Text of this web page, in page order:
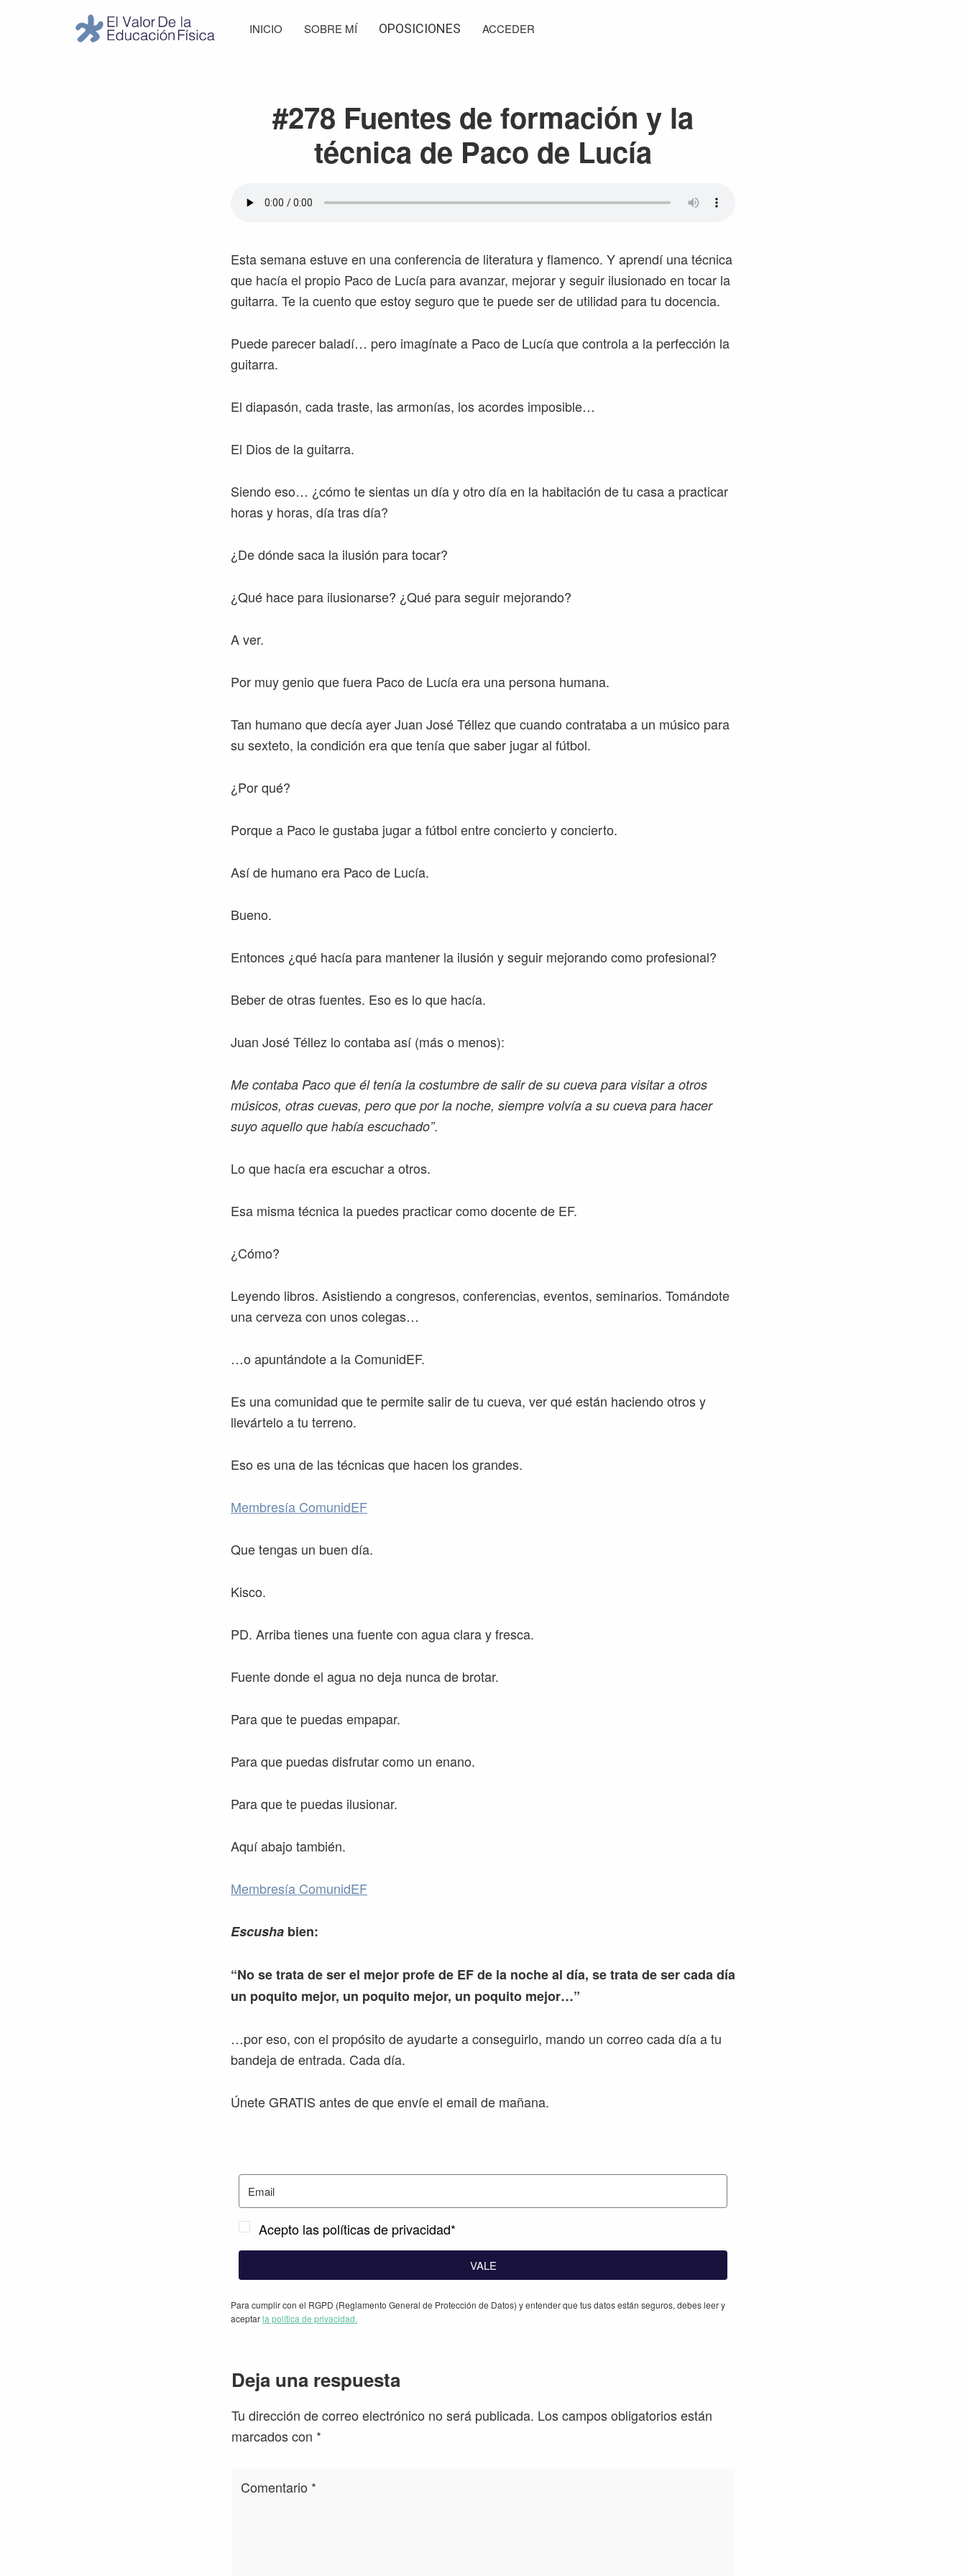
INICIO SOBRE MÍ OPOSICIONES ACCEDER
#278 Fuentes de formación y la
técnica de Paco de Lucía
Esta semana estuve en una conferencia de literatura y flamenco. Y aprendí una técnica
que hacía el propio Paco de Lucía para avanzar, mejorar y seguir ilusionado en tocar la
guitarra. Te la cuento que estoy seguro que te puede ser de utilidad para tu docencia.
Puede parecer baladí… pero imagínate a Paco de Lucía que controla a la perfección la
guitarra.
El diapasón, cada traste, las armonías, los acordes imposible…
El Dios de la guitarra.
Siendo eso… ¿cómo te sientas un día y otro día en la habitación de tu casa a practicar
horas y horas, día tras día?
¿De dónde saca la ilusión para tocar?
¿Qué hace para ilusionarse? ¿Qué para seguir mejorando?
A ver.
Por muy genio que fuera Paco de Lucía era una persona humana.
Tan humano que decía ayer Juan José Téllez que cuando contrataba a un músico para
su sexteto, la condición era que tenía que saber jugar al fútbol.
¿Por qué?
Porque a Paco le gustaba jugar a fútbol entre concierto y concierto.
Así de humano era Paco de Lucía.
Bueno.
Entonces ¿qué hacía para mantener la ilusión y seguir mejorando como profesional?
Beber de otras fuentes. Eso es lo que hacía.
Juan José Téllez lo contaba así (más o menos):
Me contaba Paco que él tenía la costumbre de salir de su cueva para visitar a otros
músicos, otras cuevas, pero que por la noche, siempre volvía a su cueva para hacer
suyo aquello que había escuchado”.
Lo que hacía era escuchar a otros.
Esa misma técnica la puedes practicar como docente de EF.
¿Cómo?
Leyendo libros. Asistiendo a congresos, conferencias, eventos, seminarios. Tomándote
una cerveza con unos colegas…
…o apuntándote a la ComunidEF.
Es una comunidad que te permite salir de tu cueva, ver qué están haciendo otros y
llevártelo a tu terreno.
Eso es una de las técnicas que hacen los grandes.
Membresía ComunidEF
Que tengas un buen día.
Kisco.
PD. Arriba tienes una fuente con agua clara y fresca.
Fuente donde el agua no deja nunca de brotar.
Para que te puedas empapar.
Para que puedas disfrutar como un enano.
Para que te puedas ilusionar.
Aquí abajo también.
Membresía ComunidEF
Escusha bien:
“No se trata de ser el mejor profe de EF de la noche al día, se trata de ser cada día
un poquito mejor, un poquito mejor, un poquito mejor…”
…por eso, con el propósito de ayudarte a conseguirlo, mando un correo cada día a tu
bandeja de entrada. Cada día.
Únete GRATIS antes de que envíe el email de mañana.
Acepto las políticas de privacidad*
VALE
Para cumplir con el RGPD (Reglamento General de Protección de Datos) y entender que tus datos están seguros, debes leer y
aceptarla política de privacidad.
Interacciones
con
los
Deja una respuesta
Tu dirección de correo electrónico no será publicada. Los campos obligatorios están
marcados con *